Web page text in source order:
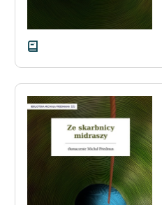
Szkoła Poezji Wolnych
Lektur
O nas
O projekcie